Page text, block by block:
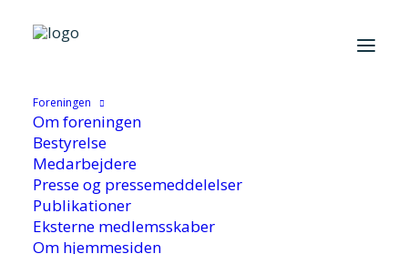
Foreningen
Om foreningen
Bestyrelse
Medarbejdere
Presse og pressemeddelelser
Publikationer
Eksterne medlemsskaber
Om hjemmesiden
Hjem/Aktuelt
Pilotproduktion af foder,